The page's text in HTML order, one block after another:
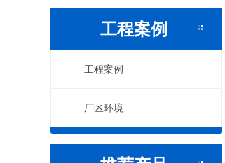
工程案例
工程案例
厂区环境